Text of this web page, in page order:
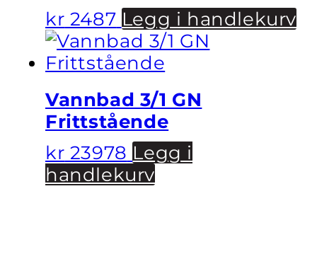
kr 2487 Legg i handlekurv
Vannbad 3/1 GN
Frittstående
kr 23978 Legg i
handlekurv